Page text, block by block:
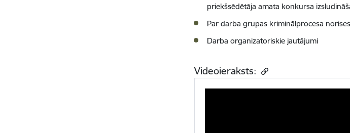
priekšsēdētāja amata konkursa
Par darba grupas kriminālprocesa
Darba organizatoriskie jautājumi
Videoieraksts: